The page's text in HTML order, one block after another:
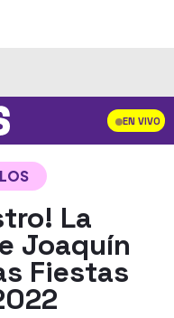
EN VIVO
La
Joaquín
Fiestas